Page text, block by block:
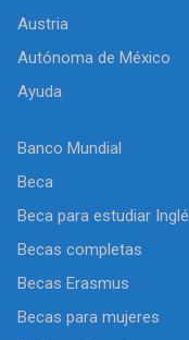
Austria
Autónoma de México
Ayuda
Banco Mundial
Beca
Beca para estudiar
Becas completas
Becas Erasmus
Becas para mujeres